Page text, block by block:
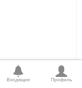
Входящие Профиль